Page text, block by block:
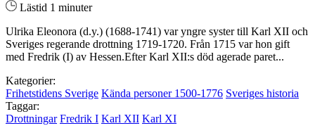
Lästid 1 minuter
Ulrika Eleonora (d.y.) (1688-1741) var yngre syster till Karl XII och
Sveriges regerande drottning 1719-1720. Från 1715 var hon gift
med Fredrik (I) av Hessen.Efter Karl XII:s död agerade paret...
Kategorier:
Frihetstidens Sverige Kända personer 1500-1776 Sveriges historia
Taggar:
Drottningar Fredrik I Karl XII Karl XI